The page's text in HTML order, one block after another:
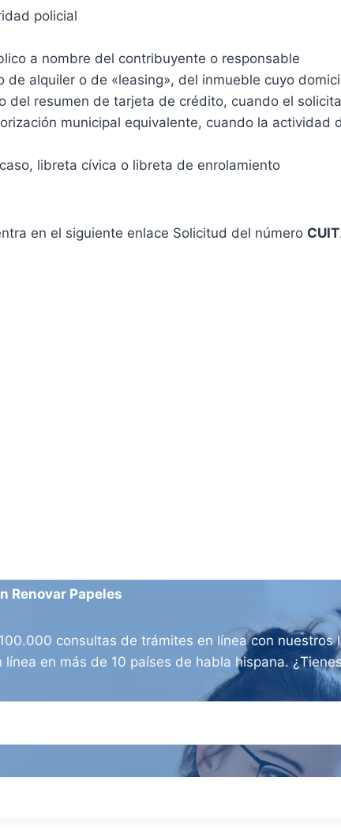
policial
a nombre del contribuyente o responsable
alquiler o de «leasing», del inmueble cuyo
del resumen de tarjeta de crédito, cuando el
municipal equivalente, cuando la
libreta cívica o libreta de enrolamiento
en el siguiente enlace Solicitud del número CUIT
Renovar Papeles
consultas de trámites en línea con
en más de 10 países de habla hispana.